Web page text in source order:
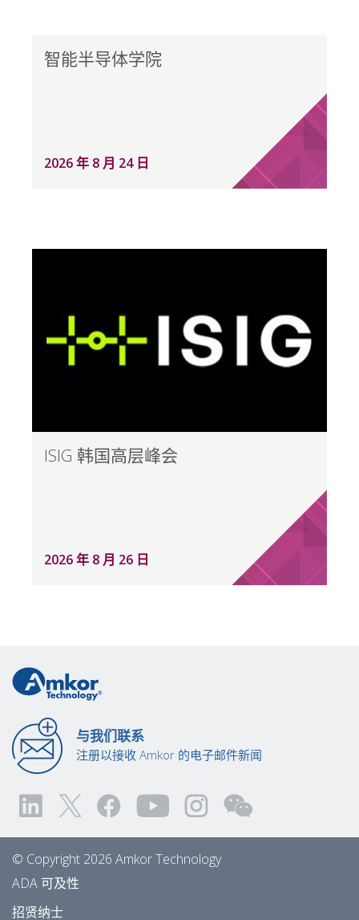
智能半导体学院
2026 年 8 月 24 日
ISIG 韩国高层峰会
2026 年 8 月 26 日
与我们联系
注册以接收 Amkor 的电子邮件新闻
© Copyright 2026 Amkor Technology
ADA 可及性
招贤纳士